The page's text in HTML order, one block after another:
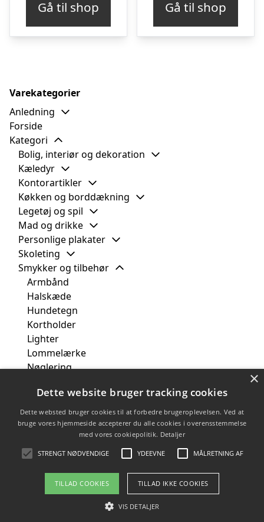
Gå til shop Gå til shop
Varekategorier
Anledning
Forside
Kategori
Bolig, interiør og dekoration
Kæledyr
Kontorartikler
Køkken og borddækning
Legetøj og spil
Mad og drikke
Personlige plakater
Skoleting
Smykker og tilbehør
Armbånd
Halskæde
Hundetegn
Kortholder
Lighter
Lommelærke
Nøglering
Slipsenål
Smykkeskrin
Tasker og bagage
Tøj og tekstiler
Modtager
×
Dette website bruger tracking cookies
Dette websted bruger cookies til at forbedre brugeroplevelsen. Ved at
bruge vores hjemmeside accepterer du alle cookies i overensstemmelse
med vores cookiepolitik. Detaljer
STRENGT NØDVENDIGE YDEEVNE MÅLRETNING AF
TILLAD COOKIES TILLAD IKKE COOKIES
VIS DETALJER